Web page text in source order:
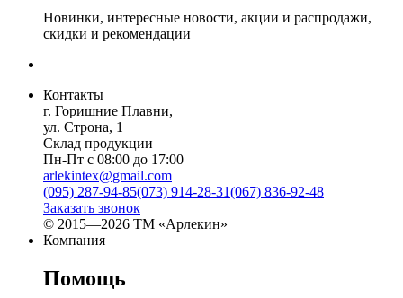
Новинки, интересные новости, акции и распродажи,
скидки и рекомендации
Контакты
г. Горишние Плавни,
ул. Строна, 1
Склад продукции
Пн-Пт с 08:00 до 17:00
arlekintex@gmail.com
(095) 287-94-85(073) 914-28-31(067) 836-92-48
Заказать звонок
© 2015—2026 ТМ «Арлекин»
Компания
Помощь